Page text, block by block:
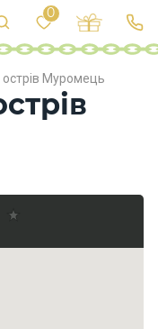
Муромець
0